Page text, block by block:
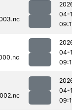
04-
04-
04-